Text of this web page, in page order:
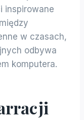
inspirowane
w czasach,
odbywa
komputera.